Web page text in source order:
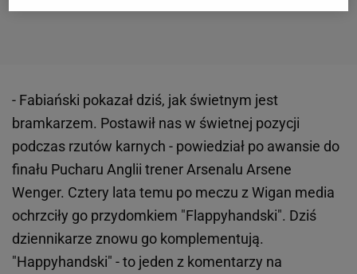
- Fabiański pokazał dziś, jak świetnym jest
bramkarzem. Postawił nas w świetnej pozycji
podczas rzutów karnych - powiedział po awansie do
finału Pucharu Anglii trener Arsenalu Arsene
Wenger. Cztery lata temu po meczu z Wigan media
ochrzciły go przydomkiem "Flappyhandski". Dziś
dziennikarze znowu go komplementują.
"Happyhandski" - to jeden z komentarzy na